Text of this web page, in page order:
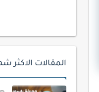
المقالات الاكثر